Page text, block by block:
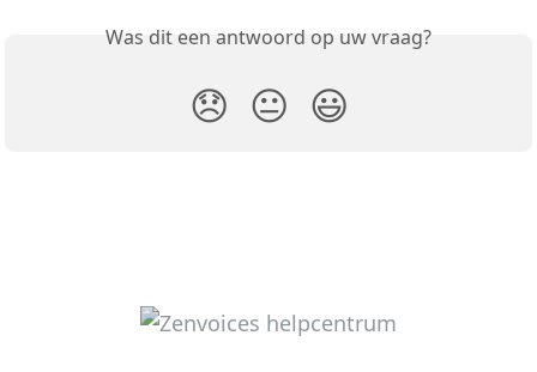
Was dit een antwoord op uw vraag?
😞 😐 😃